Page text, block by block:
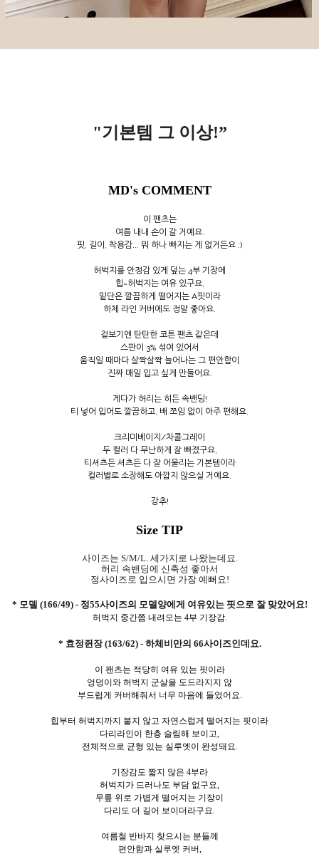
"기본템 그 이상!”
MD's COMMENT
이 팬츠는
여름 내내 손이 갈 거예요.
핏, 길이, 착용감... 뭐 하나 빠지는 게 없거든요 :)
허벅지를 안정감 있게 덮는 4부 기장에
힙~허벅지는 여유 있구요,
밑단은 깔끔하게 떨어지는 A핏이라
하체 라인 커버에도 정말 좋아요.
겉보기엔 탄탄한 코튼 팬츠 같은데
스판이 3% 섞여 있어서
움직일 때마다 살짝살짝 늘어나는 그 편안함이
진짜 매일 입고 싶게 만들어요.
게다가 허리는 히든 속밴딩!
티 넣어 입어도 깔끔하고, 배 쪼임 없이 아주 편해요.
크리미베이지/차콜그레이
두 컬러 다 무난하게 잘 빠졌구요,
티셔츠든 셔츠든 다 잘 어울리는 기본템이라
컬러별로 소장해도 아깝지 않으실 거예요.
강추!
Size TIP
사이즈는 S/M/L. 세가지로 나왔는데요.
허리 속밴딩에 신축성 좋아서
정사이즈로 입으시면 가장 예뻐요!
* 모델 (166/49) - 정55사이즈의 모델양에게 여유있는 핏으로 잘 맞았어요!
허벅지 중간쯤 내려오는 4부 기장감.
* 효정쥔장 (163/62) - 하체비만의 66사이즈인데요.
이 팬츠는 적당히 여유 있는 핏이라
엉덩이와 허벅지 군살을 도드라지지 않
부드럽게 커버해줘서 너무 마음에 들었어요.
힙부터 허벅지까지 붙지 않고 자연스럽게 떨어지는 핏이라
다리라인이 한층 슬림해 보이고,
전체적으로 균형 있는 실루엣이 완성돼요.
기장감도 짧지 않은 4부라
허벅지가 드러나도 부담 없구요,
무릎 위로 가볍게 떨어지는 기장이
다리도 더 길어 보이더라구요.
여름철 반바지 찾으시는 분들께
편안함과 실루엣 커버,